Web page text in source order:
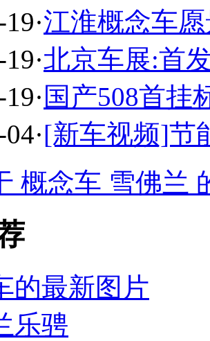
19·江淮概念车
19·北京车展:首
19· 国产508首挂
04·[新车视频]节
概念车 雪佛兰
的最新图片
乐骋